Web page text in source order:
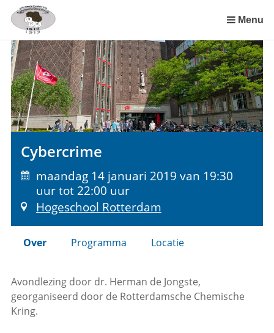
links
Spring
naar
de
inhoud
Spring
naar
menu
Menu
Cybercrime
maandag 14 januari 2019 van 19:30
uur tot 22:00 uur
Hogeschool Rotterdam
Over Programma Locatie
Avondlezing door dr. Herman de Jongste,
georganiseerd door de Rotterdamsche Chemische
Kring.